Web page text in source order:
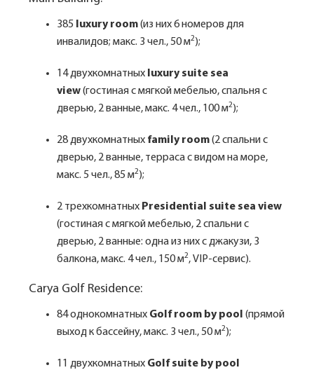
385 luxury room(из них 6 номеров для
инвалидов; макс. 3 чел., 50 м2);
14 двухкомнатных luxury suite sea
view(гостиная с мягкой мебелью, спальня с
дверью, 2 ванные, макс. 4 чел., 100 м2);
28 двухкомнатных family room(2 спальни с
дверью, 2 ванные, терраса c видом на море,
макс. 5 чел., 85 м2);
2 трехкомнатных Presidential suitе sea view
(гостиная с мягкой мебелью, 2 спальни с
дверью, 2 ванные: одна из них с джакузи, 3
балкона, макс. 4 чел., 150 м2, VIP-сервис).
Carya Golf Residence:
84 однокомнатных Golf room by pool (прямой
выход к бассейну, макс. 3 чел., 50 м2);
11 двухкомнатных Golf suite by pool